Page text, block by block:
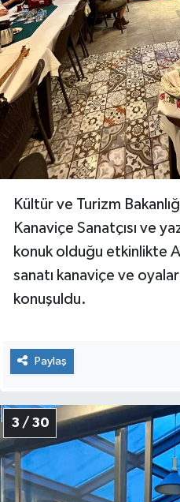
Kültür ve Turizm
Kanaviçe Sanatçısı ve
konuk olduğu etkinlikte
sanatı kanaviçe ve
konuşuldu.
Paylaş
3 / 30